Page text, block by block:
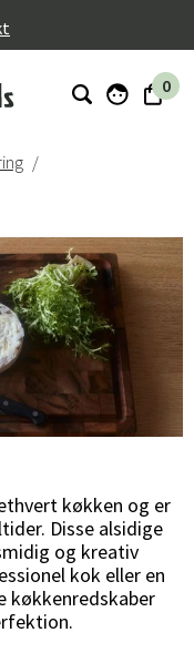
0
køkken og er
Disse alsidige
og kreativ
kok eller en
køkkenredskaber